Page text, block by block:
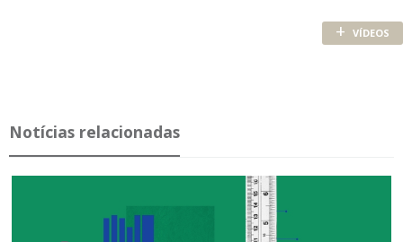
+ VÍDEOS
Notícias relacionadas